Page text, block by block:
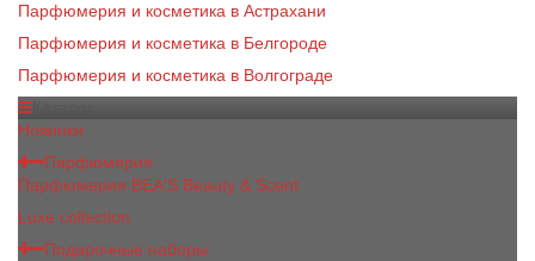
Парфюмерия и косметика в Астрахани
Парфюмерия и косметика в Белгороде
Парфюмерия и косметика в Волгограде
Новинки
Парфюмерия
Парфюмерия BEA'S Beauty & Scent
Luxe collection
Подарочные наборы